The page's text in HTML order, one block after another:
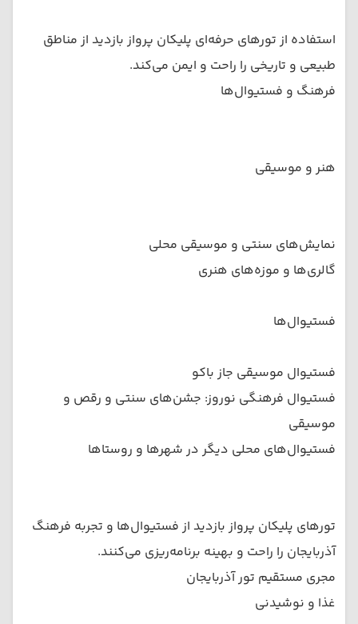
استفاده از تورهای حرفه‌ای پلیکان پرواز بازدید از مناطق
طبیعی و تاریخی را راحت و ایمن می‌کند.
فرهنگ و فستیوال‌ها
هنر و موسیقی
نمایش‌های سنتی و موسیقی محلی
گالری‌ها و موزه‌های هنری
فستیوال‌ها
فستیوال موسیقی جاز باکو
فستیوال فرهنگی نوروز: جشن‌های سنتی و رقص و
موسیقی
فستیوال‌های محلی دیگر در شهرها و روستاها
تورهای پلیکان پرواز بازدید از فستیوال‌ها و تجربه فرهنگ
آذربایجان را راحت و بهینه برنامه‌ریزی می‌کنند.
مجری مستقیم تور آذربایجان
غذا و نوشیدنی